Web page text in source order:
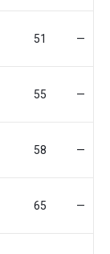
51 —
55 —
58 —
65 —